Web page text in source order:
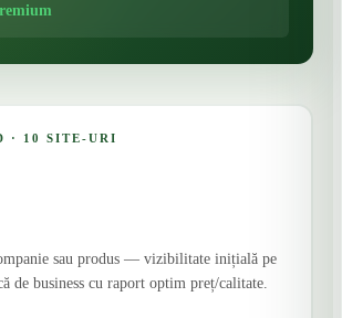
· 10 SITE-URI
sau produs — vizibilitate inițială pe
de business cu raport optim preț/calitate.